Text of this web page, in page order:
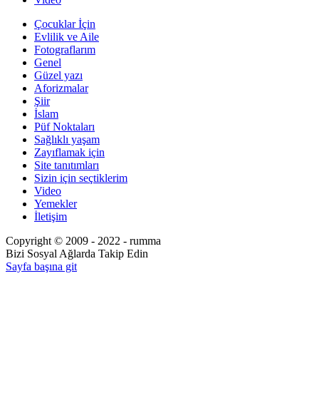
Çocuklar İçin
Evlilik ve Aile
Fotograflarım
Genel
Güzel yazı
Aforizmalar
Şiir
İslam
Püf Noktaları
Sağlıklı yaşam
Zayıflamak için
Site tanıtımları
Sizin için seçtiklerim
Video
Yemekler
İletişim
Copyright © 2009 - 2022 - rumma
Bizi Sosyal Ağlarda Takip Edin
Sayfa başına git